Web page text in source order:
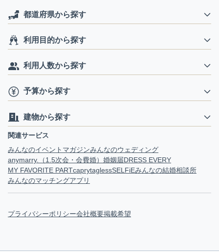
都道府県から探す
利用目的から探す
利用人数から探す
予算から探す
建物から探す
関連サービス
みんなのイベントマガジンみんなのウェディング
anymarry.（1.5次会・会費婚） 婚姻届DRESS EVERY
MY FAVORITE PARTcaprytaglessSELFiEみんなの結婚相談所
みんなのマッチングアプリ
プライバシーポリシー会社概要掲載希望